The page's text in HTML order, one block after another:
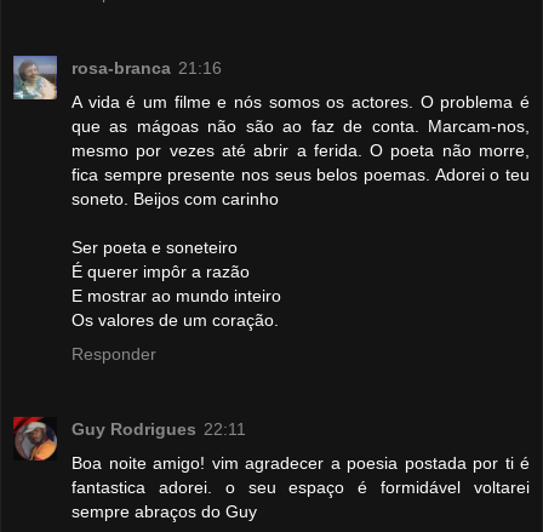
rosa-branca 21:16
A vida é um filme e nós somos os actores. O problema é
que as mágoas não são ao faz de conta. Marcam-nos,
mesmo por vezes até abrir a ferida. O poeta não morre,
fica sempre presente nos seus belos poemas. Adorei o teu
soneto. Beijos com carinho
Ser poeta e soneteiro
É querer impôr a razão
E mostrar ao mundo inteiro
Os valores de um coração.
Responder
Guy Rodrigues 22:11
Boa noite amigo! vim agradecer a poesia postada por ti é
fantastica adorei. o seu espaço é formidável voltarei
sempre abraços do Guy